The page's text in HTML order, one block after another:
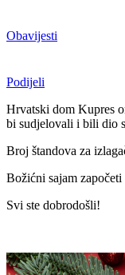
Obavijesti
Podijeli
Hrvatski dom Kupres
bi sudjelovali i bili dio
Broj štandova za
Božićni sajam
Svi ste dobrodošli!